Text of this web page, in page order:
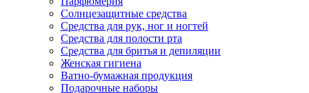
Солнцезащитные средства
Средства для рук, ног и ногтей
Средства для полости рта
Средства для бритья и депиляции
Женская гигиена
Ватно-бумажная продукция
Подарочные наборы